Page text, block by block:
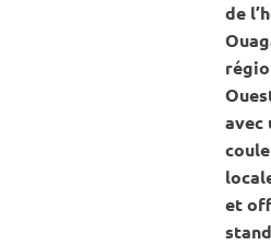
de
avec
et